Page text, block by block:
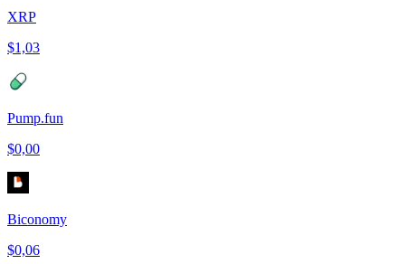
XRP
$1,03
Pump.fun
$0,00
Biconomy
$0,06